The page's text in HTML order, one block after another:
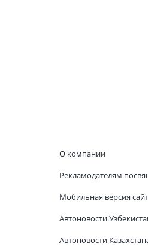
О компании
Рекламодателям
Мобильная версия
Автоновости
Автоновости